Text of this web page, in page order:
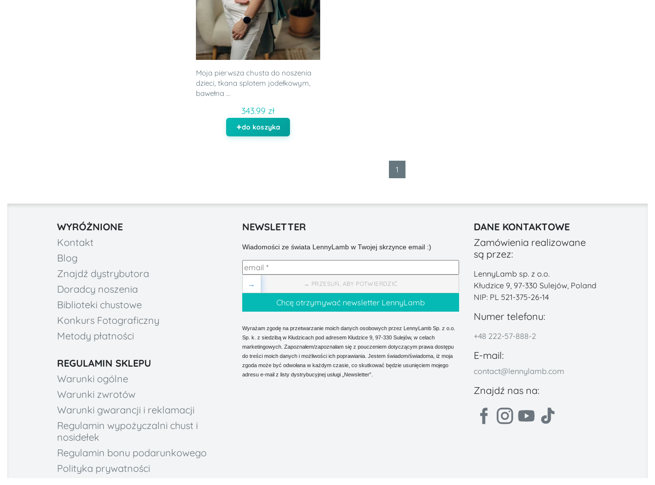
Moja pierwsza chusta do noszenia
dzieci, tkana splotem jodełkowym,
bawełna ...
343.99 zł
do koszyka
1
WYRÓŻNIONE
Kontakt
Blog
Znajdź dystrybutora
Doradcy noszenia
Biblioteki chustowe
Konkurs Fotograficzny
Metody płatności
REGULAMIN SKLEPU
Warunki ogólne
Warunki zwrotów
Warunki gwarancji i reklamacji
Regulamin wypożyczalni chust i
nosidełek
Regulamin bonu podarunkowego
Polityka prywatności
NEWSLETTER
Wiadomości ze świata LennyLamb w Twojej skrzynce email :)
→ PRZESUŃ, ABY POTWIERDZIĆ
→
Wyrażam zgodę na przetwarzanie moich danych osobowych przez LennyLamb Sp. z o.o.
Sp. k. z siedzibą w Kłudzicach pod adresem Kłudzice 9, 97-330 Sulejów, w celach
marketingowych. Zapoznałem/zapoznałam się z pouczeniem dotyczącym prawa dostępu
do treści moich danych i możliwości ich poprawiania. Jestem świadom/świadoma, iż moja
zgoda może być odwołana w każdym czasie, co skutkować będzie usunięciem mojego
adresu e-mail z listy dystrybucyjnej usługi „Newsletter”.
DANE KONTAKTOWE
Zamówienia realizowane
są przez:
LennyLamb sp. z o.o.
Kłudzice 9, 97-330 Sulejów, Poland
NIP: PL 521-375-26-14
Numer telefonu:
+48 222-57-888-2
E-mail:
contact@lennylamb.com
Znajdź nas na: